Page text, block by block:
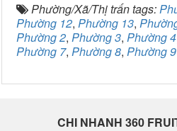
Phường/Xã/Thị trấn tags:
Phường 12, Phường 13,
Phường 2, Phường 3, Phường 4
Phường 7, Phường 8, Phường 9
CHI NHANH 360